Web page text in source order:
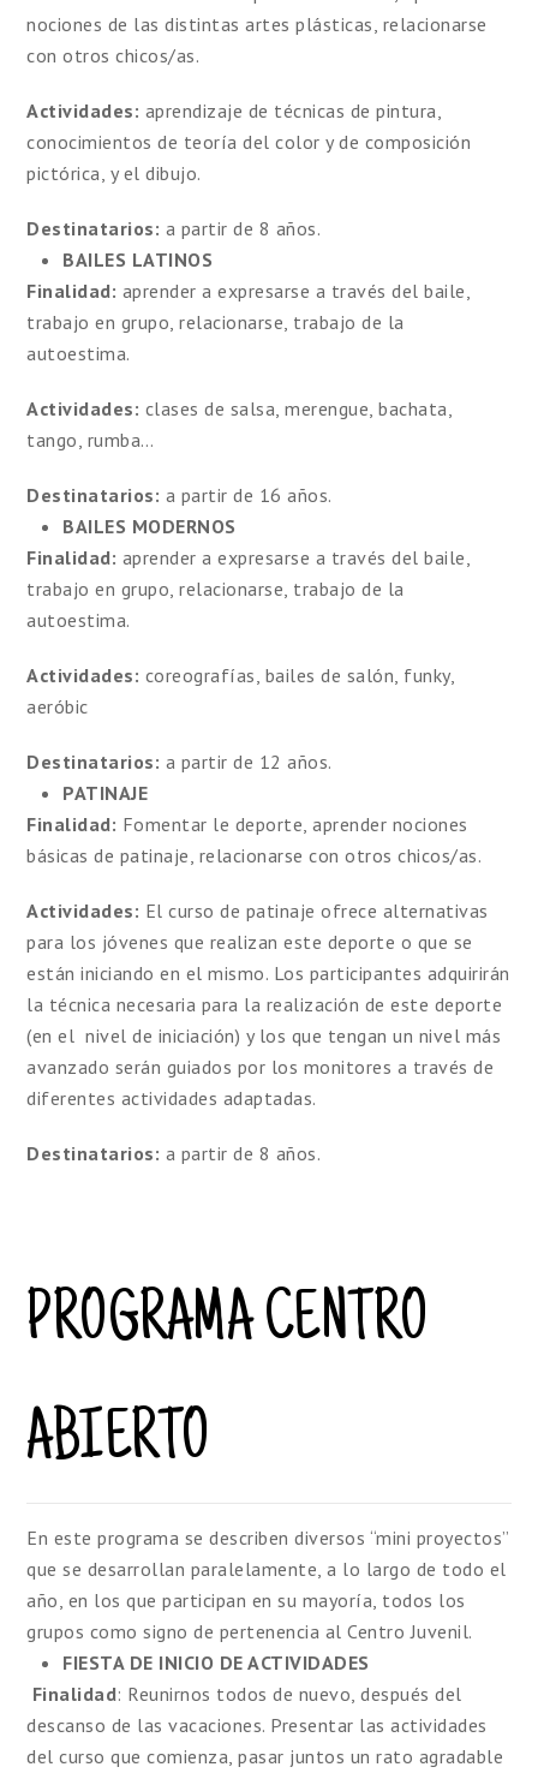
nociones de las distintas artes plásticas, relacionarse
con otros chicos/as.
Actividades: aprendizaje de técnicas de pintura,
conocimientos de teoría del color y de composición
pictórica, y el dibujo.
Destinatarios: a partir de 8 años.
BAILES LATINOS
Finalidad: aprender a expresarse a través del baile,
trabajo en grupo, relacionarse, trabajo de la
autoestima.
Actividades: clases de salsa, merengue, bachata,
tango, rumba…
Destinatarios: a partir de 16 años.
BAILES MODERNOS
Finalidad: aprender a expresarse a través del baile,
trabajo en grupo, relacionarse, trabajo de la
autoestima.
Actividades: coreografías, bailes de salón, funky,
aeróbic
Destinatarios: a partir de 12 años.
PATINAJE
Finalidad: Fomentar le deporte, aprender nociones
básicas de patinaje, relacionarse con otros chicos/as.
Actividades: El curso de patinaje ofrece alternativas
para los jóvenes que realizan este deporte o que se
están iniciando en el mismo. Los participantes adquirirán
la técnica necesaria para la realización de este deporte
(en el nivel de iniciación) y los que tengan un nivel más
avanzado serán guiados por los monitores a través de
diferentes actividades adaptadas.
Destinatarios: a partir de 8 años.
PROGRAMA CENTRO
ABIERTO
En este programa se describen diversos “mini proyectos”
que se desarrollan paralelamente, a lo largo de todo el
año, en los que participan en su mayoría, todos los
grupos como signo de pertenencia al Centro Juvenil.
FIESTA DE INICIO DE ACTIVIDADES
Finalidad: Reunirnos todos de nuevo, después del
descanso de las vacaciones. Presentar las actividades
del curso que comienza, pasar juntos un rato agradable